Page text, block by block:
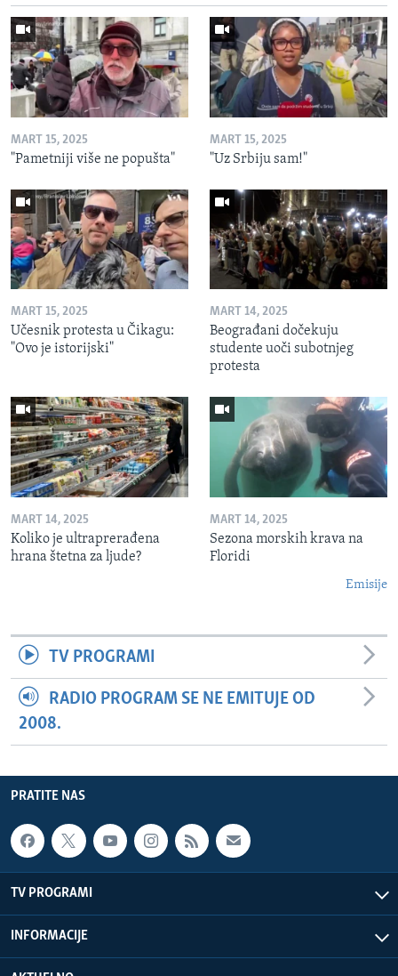
MART 15, 2025
"Pametniji više ne popušta"
MART 15, 2025
"Uz Srbiju sam!"
MART 15, 2025
Učesnik protesta u Čikagu:
"Ovo je istorijski"
MART 14, 2025
Beograđani dočekuju
studente uoči subotnjeg
protesta
MART 14, 2025
Koliko je ultraprerađena
hrana štetna za ljude?
MART 14, 2025
Sezona morskih krava na
Floridi
Emisije
TV PROGRAMI
RADIO PROGRAM SE NE EMITUJE OD
2008.
PRATITE NAS
TV PROGRAMI
INFORMACIJE